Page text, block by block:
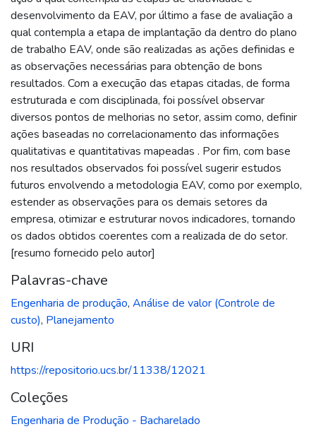
desenvolvimento da EAV, por último a fase de avaliação a
qual contempla a etapa de implantação da dentro do plano
de trabalho EAV, onde são realizadas as ações definidas e
as observações necessárias para obtenção de bons
resultados. Com a execução das etapas citadas, de forma
estruturada e com disciplinada, foi possível observar
diversos pontos de melhorias no setor, assim como, definir
ações baseadas no correlacionamento das informações
qualitativas e quantitativas mapeadas . Por fim, com base
nos resultados observados foi possível sugerir estudos
futuros envolvendo a metodologia EAV, como por exemplo,
estender as observações para os demais setores da
empresa, otimizar e estruturar novos indicadores, tornando
os dados obtidos coerentes com a realizada de do setor.
[resumo fornecido pelo autor]
Palavras-chave
Engenharia de produção, Análise de valor (Controle de
custo), Planejamento
URI
https://repositorio.ucs.br/11338/12021
Coleções
Engenharia de Produção - Bacharelado